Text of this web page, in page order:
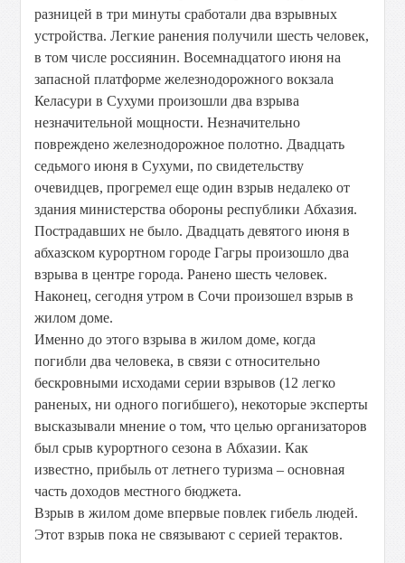
разницей в три минуты сработали два взрывных
устройства. Легкие ранения получили шесть человек,
в том числе россиянин. Восемнадцатого июня на
запасной платформе железнодорожного вокзала
Келасури в Сухуми произошли два взрыва
незначительной мощности. Незначительно
повреждено железнодорожное полотно. Двадцать
седьмого июня в Сухуми, по свидетельству
очевидцев, прогремел еще один взрыв недалеко от
здания министерства обороны республики Абхазия.
Пострадавших не было. Двадцать девятого июня в
абхазском курортном городе Гагры произошло два
взрыва в центре города. Ранено шесть человек.
Наконец, сегодня утром в Сочи произошел взрыв в
жилом доме.
Именно до этого взрыва в жилом доме, когда
погибли два человека, в связи с относительно
бескровными исходами серии взрывов (12 легко
раненых, ни одного погибшего), некоторые эксперты
высказывали мнение о том, что целью организаторов
был срыв курортного сезона в Абхазии. Как
известно, прибыль от летнего туризма – основная
часть доходов местного бюджета.
Взрыв в жилом доме впервые повлек гибель людей.
Этот взрыв пока не связывают с серией терактов.